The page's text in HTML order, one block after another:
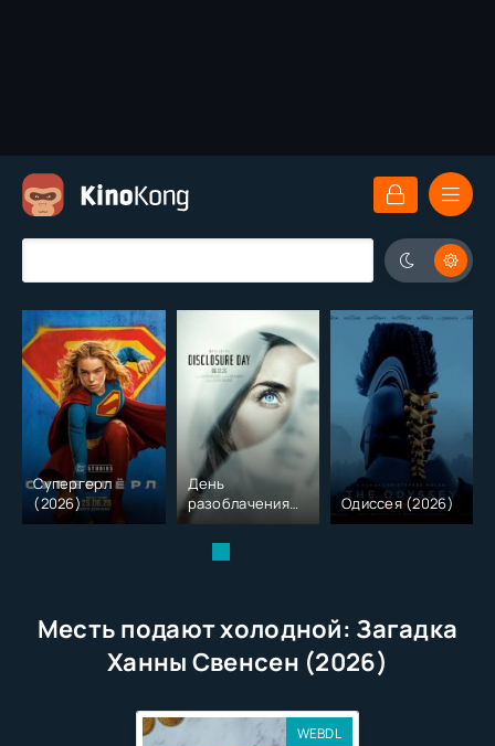
Супергерл
(2026)
День
разоблачения
(2026)
Одиссея (2026)
Месть подают холодной: Загадка
Ханны Свенсен (2026)
WEBDL